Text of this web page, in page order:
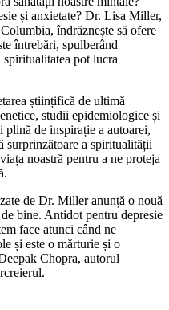
și anxietate? Dr. Lisa Miller,
îndrăznește să ofere
întrebări, spulberând
pot lucra
științifică de ultimă
studii epidemiologice și
plină de inspirație a autoarei,
surprinzătoare a spiritualității
noastră pentru a ne proteja
de Dr. Miller anunță o nouă
bine. Antidot pentru depresie
face atunci când ne
și este o mărturie și o
Chopra, autorul